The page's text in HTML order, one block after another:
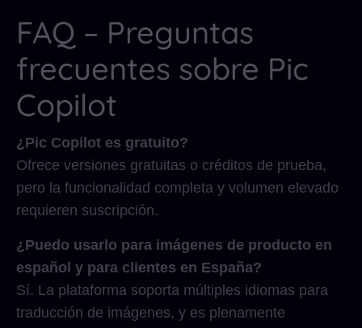
FAQ – Preguntas
frecuentes sobre Pic
Copilot
¿Pic Copilot es gratuito?
Ofrece versiones gratuitas o créditos de prueba,
pero la funcionalidad completa y volumen elevado
requieren suscripción.
¿Puedo usarlo para imágenes de producto en
español y para clientes en España?
Sí. La plataforma soporta múltiples idiomas para
traducción de imágenes, y es plenamente